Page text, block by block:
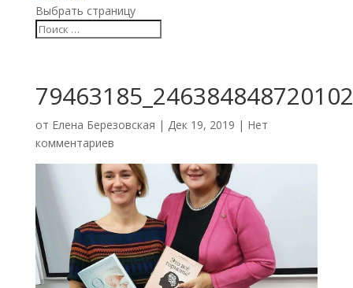
Выбрать страницу
от Елена Березовская | Дек 19, 2019 | Нет
комментариев